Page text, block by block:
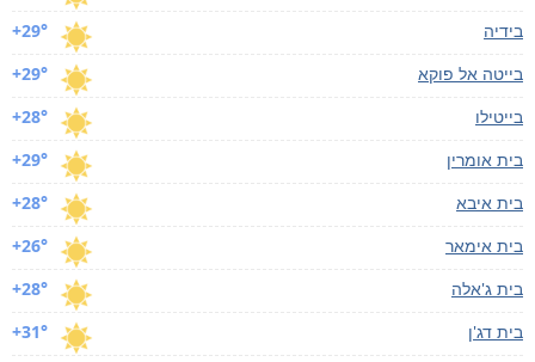
+29°
בידיה
+29°
בייטה אל פוקא
+28°
בייטילו
+29°
בית אומרין
+28°
בית איבא
+26°
בית אימאר
+28°
בית ג'אלה
+31°
בית דג'ן